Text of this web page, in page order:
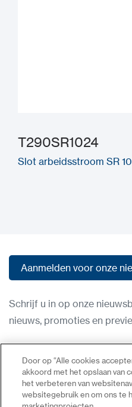
T290SR1024
Slot arbeidsstroom SR
Aanmelden voor onze
Schrijf u in op onze
nieuws, promoties en
Gebruiksvoorwaarden
Privacybeleid
Neem contact op
Door op “Alle cookies
akkoord met het opslaan van
het verbeteren van
websitegebruik en om ons te